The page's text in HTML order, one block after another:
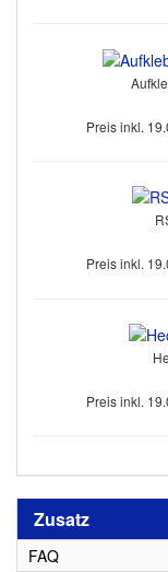
Preis inkl.
Preis inkl.
Preis inkl.
Zusatz
FAQ